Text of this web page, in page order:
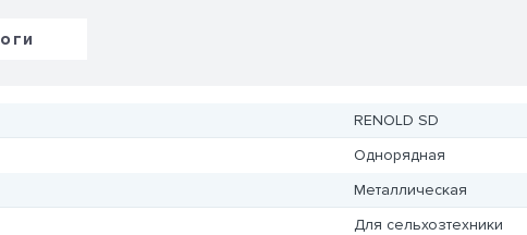
RENOLD SD
Однорядная
Металлическая
Для сельхозтехники